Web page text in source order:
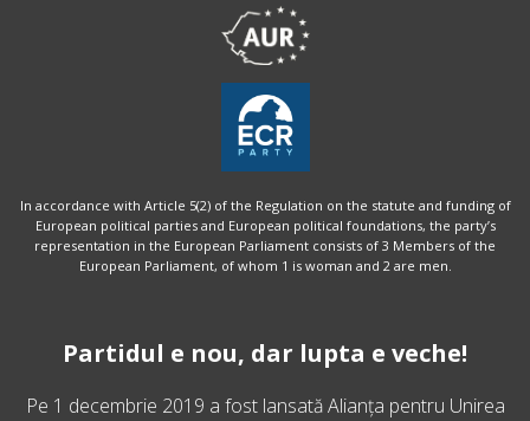
In accordance with Article 5(2) of the Regulation on the statute and funding of
European political parties and European political foundations, the party’s
representation in the European Parliament consists of 3 Members of the
European Parliament, of whom 1 is woman and 2 are men.
Partidul e nou, dar lupta e veche!
Pe 1 decembrie 2019 a fost lansatăAlianța pentru Unirea